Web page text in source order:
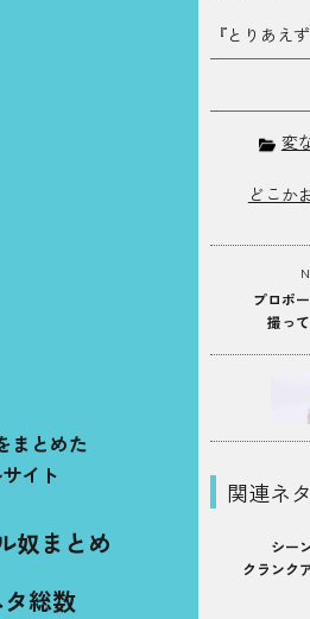
奴まとめ
総数
まとめた
イト
『とりあえ
変
どこか
プロポ
撮っ
関連ネタ
シー
クランク